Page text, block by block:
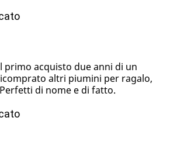
acquisto due anni di un
altri piumini per ragalo,
di nome e di fatto.